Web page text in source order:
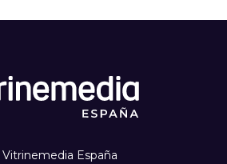
Vitrinemedia España